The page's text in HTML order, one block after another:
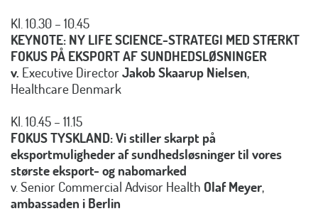
Kl. 10.30 – 10.45
KEYNOTE: NY LIFE SCIENCE-STRATEGI MED STÆRKT
FOKUS PÅ EKSPORT AF SUNDHEDSLØSNINGER
v. Executive DirectorJakob Skaarup Nielsen,
Healthcare Denmark
Kl. 10.45 – 11.15
FOKUS TYSKLAND: Vi stiller skarpt på
eksportmuligheder af sundhedsløsninger til vores
største eksport- og nabomarked
v. Senior Commercial Advisor Health Olaf Meyer,
ambassaden i Berlin